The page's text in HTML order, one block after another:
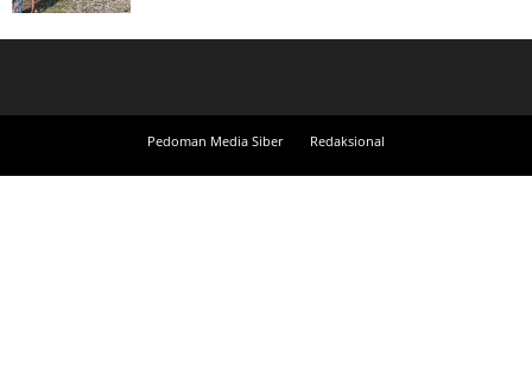
Pedoman Media Siber Redaksional